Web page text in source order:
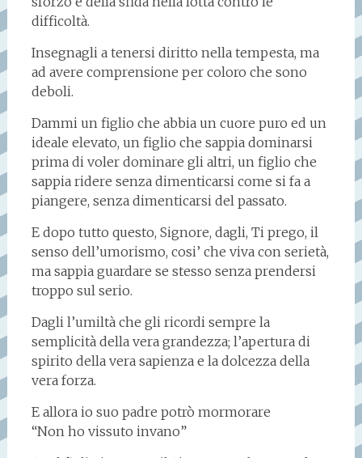
difficoltà.
Insegnagli a tenersi diritto nella tempesta, ma
ad avere comprensione per coloro che sono
deboli.
Dammi un figlio che abbia un cuore puro ed un
ideale elevato, un figlio che sappia dominarsi
prima di voler dominare gli altri, un figlio che
sappia ridere senza dimenticarsi come si fa a
piangere, senza dimenticarsi del passato.
E dopo tutto questo, Signore, dagli, Ti prego, il
senso dell’umorismo, cosi’ che viva con serietà,
ma sappia guardare se stesso senza prendersi
troppo sul serio.
Dagli l’umiltà che gli ricordi sempre la
semplicità della vera grandezza; l’apertura di
spirito della vera sapienza e la dolcezza della
vera forza.
E allora io suo padre potrò mormorare
“Non ho vissuto invano”